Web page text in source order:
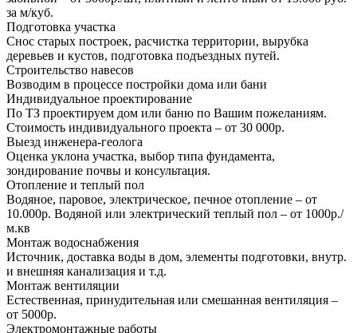
за м/куб.
Подготовка участка
Снос старых построек, расчистка территории, вырубка
деревьев и кустов, подготовка подъездных путей.
Строительство навесов
Возводим в процессе постройки дома или бани
Индивидуальное проектирование
По ТЗ проектируем дом или баню по Вашим пожеланиям.
Стоимость индивидуального проекта – от 30 000р.
Выезд инженера-геолога
Оценка уклона участка, выбор типа фундамента,
зондирование почвы и консультация.
Отопление и теплый пол
Водяное, паровое, электрическое, печное отопление – от
10.000р. Водяной или электрический теплый пол – от 1000р./
м.кв
Монтаж водоснабжения
Источник, доставка воды в дом, элементы подготовки, внутр.
и внешняя канализация и т.д.
Монтаж вентиляции
Естественная, принудительная или смешанная вентиляция –
от 5000р.
Электромонтажные работы